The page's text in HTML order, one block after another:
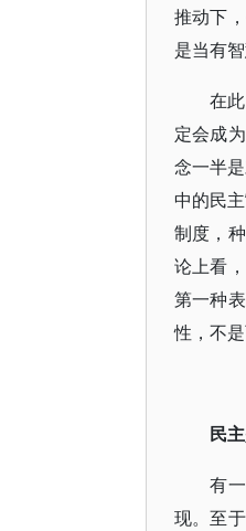
推动下
是当有
在
定会成
念一半
中的民
制度，
论上看
第一种
性，不
民
有
现。至